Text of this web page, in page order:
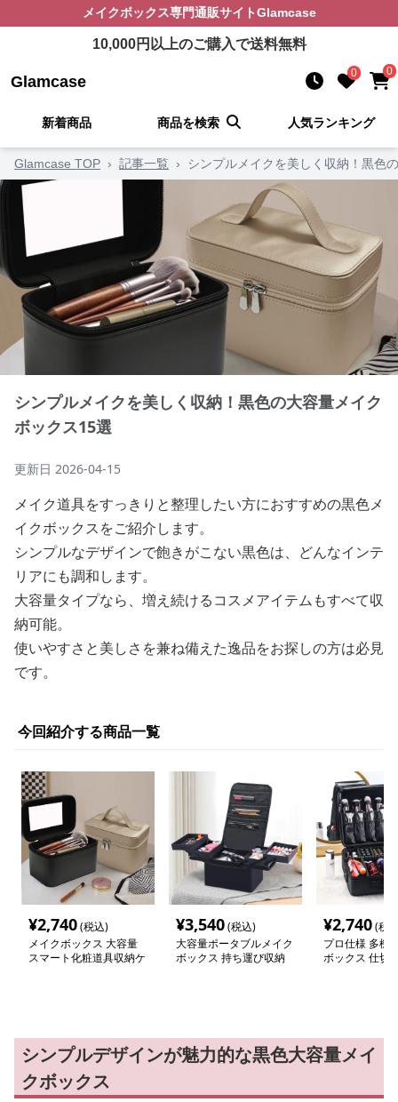
メイクボックス専門通販サイトGlamcase
10,000円以上のご購入で送料無料
Glamcase 0 0
新着商品 商品を検索 人気ランキング
Glamcase TOP › 記事一覧 › シンプルメイクを美しく収納！黒色
シンプルメイクを美しく収納！黒色の大容量メイク
ボックス15選
更新日 2026-04-15
メイク道具をすっきりと整理したい方におすすめの黒色メ
イクボックスをご紹介します。
シンプルなデザインで飽きがこない黒色は、どんなインテ
リアにも調和します。
大容量タイプなら、増え続けるコスメアイテムもすべて収
納可能。
使いやすさと美しさを兼ね備えた逸品をお探しの方は必見
です。
今回紹介する商品一覧
¥2,740(税込)
メイクボックス 大容量
スマート化粧道具収納ケ
¥3,540(税込)
大容量ポータブルメイク
ボックス 持ち運び収納
¥2,740(税
プロ仕様 多機
ボックス 仕切
シンプルデザインが魅力的な黒色大容量メイ
クボックス